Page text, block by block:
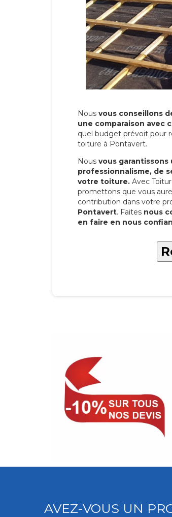
Nous vous conseillons
une comparaison avec
quel budget prévoit pour
toiture à Pontavert.
Nous vous garantissons
professionnalisme, de
votre toiture. Avec
promettons que vous
contribution dans votre
Pontavert. Faites nous
en faire en nous
AVEZ-VOUS UN